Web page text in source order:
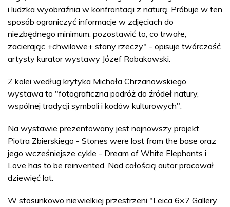
i ludzka wyobraźnia w konfrontacji z naturą. Próbuje w ten
sposób ograniczyć informacje w zdjęciach do
niezbędnego minimum: pozostawić to, co trwałe,
zacierając +chwilowe+ stany rzeczy" - opisuje twórczość
artysty kurator wystawy Józef Robakowski.
Z kolei według krytyka Michała Chrzanowskiego
wystawa to "fotograficzna podróż do źródeł natury,
wspólnej tradycji symboli i kodów kulturowych".
Na wystawie prezentowany jest najnowszy projekt
Piotra Zbierskiego - Stones were lost from the base oraz
jego wcześniejsze cykle - Dream of White Elephants i
Love has to be reinvented. Nad całością autor pracował
dziewięć lat.
W stosunkowo niewielkiej przestrzeni "Leica 6×7 Gallery